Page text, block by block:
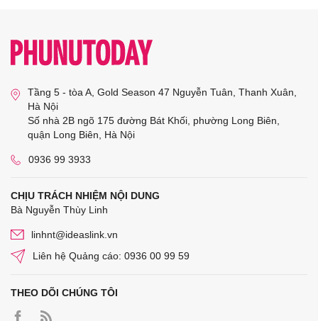
Tầng 5 - tòa A, Gold Season 47 Nguyễn Tuân, Thanh Xuân,
Hà Nội
Số nhà 2B ngõ 175 đường Bát Khối, phường Long Biên,
quận Long Biên, Hà Nội
0936 99 3933
CHỊU TRÁCH NHIỆM NỘI DUNG
Bà Nguyễn Thùy Linh
linhnt@ideaslink.vn
Liên hệ Quảng cáo: 0936 00 99 59
THEO DÕI CHÚNG TÔI